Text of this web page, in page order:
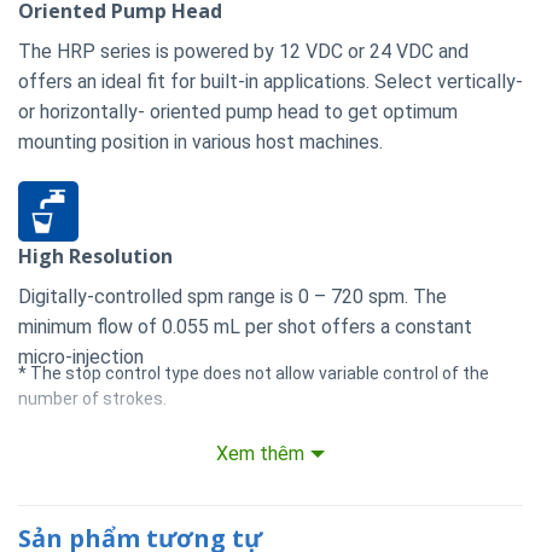
Oriented Pump Head
The HRP series is powered by 12 VDC or 24 VDC and
offers an ideal fit for built-in applications. Select vertically-
or horizontally- oriented pump head to get optimum
mounting position in various host machines.
High Resolution
Digitally-controlled spm range is 0 – 720 spm. The
minimum flow of 0.055 mL per shot offers a constant
micro-injection
* The stop control type does not allow variable control of the
number of strokes.
Xem thêm
Sản phẩm tương tự